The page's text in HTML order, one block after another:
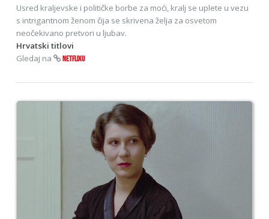
Usred kraljevske i političke borbe za moći, kralj se uplete u vezu
s intrigantnom ženom čija se skrivena želja za osvetom
neočekivano pretvori u ljubav.
Hrvatski titlovi
Gledaj na
NETFLIXU